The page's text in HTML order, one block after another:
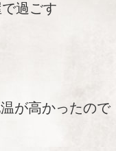
過ごす
が高かったので